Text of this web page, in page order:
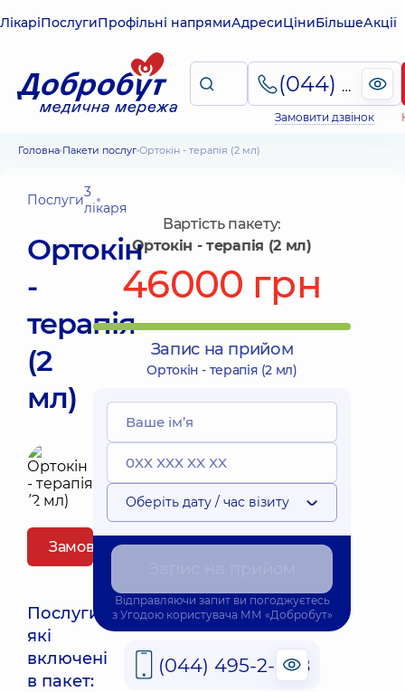
ЛікаріПослугиПрофільні напрямиАдресиЦіниБільшеАкції
(044) 495-2-888
Замовити дзвінок
Головна Пакети послуг Ортокін - терапія (2 мл)
Послуги3
лікаря
Ортокін
-
терапія
(2
мл)
Замовити пакет
Послуги,
які
включені
в пакет:
Вартість пакету:
Ортокін - терапія (2 мл)
46000 грн
Запис на прийом
Ортокін - терапія (2 мл)
Оберіть дату / час візиту
Відправляючи запит ви погоджуєтесь
з Угодою користувача ММ «Добробут»
(044) 495-2-888